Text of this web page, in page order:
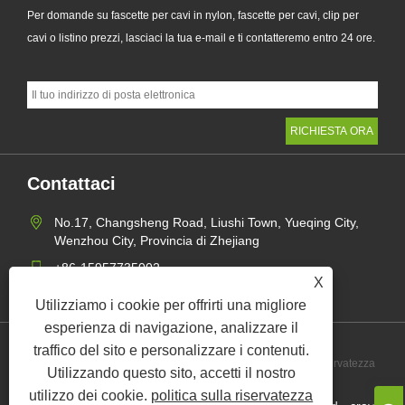
X
Utilizziamo i cookie per offrirti una migliore
esperienza di navigazione, analizzare il
traffico del sito e personalizzare i contenuti.
Utilizzando questo sito, accetti il ​​nostro
utilizzo dei cookie. politica sulla riservatezza
Per domande su fascette per cavi in ​​nylon, fascette per cavi, clip per
cavi o listino prezzi, lasciaci la tua e-mail e ti contatteremo entro 24 ore.
Contattaci
No.17, Changsheng Road, Liushi Town, Yueqing City,
Wenzhou City, Provincia di Zhejiang
+86-15957735002
politica sulla riservatezza